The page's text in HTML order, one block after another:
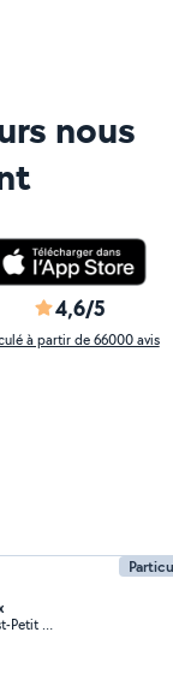
nous
4,6/5
à partir de 66000 avis
Angoulême (Ma Campagne Est-Petit Fresquet)